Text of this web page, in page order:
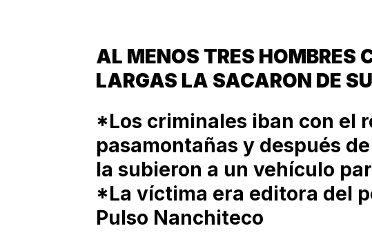
AL MENOS TRES HOMBRES
LARGAS LA SACARON DE
*Los criminales iban con el
pasamontañas y después
la subieron a un vehículo
*La víctima era editora del
Pulso Nanchiteco